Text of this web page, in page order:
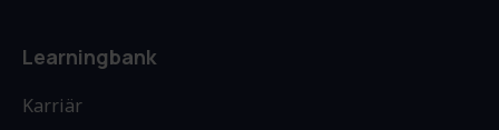
Learningbank
Karriär